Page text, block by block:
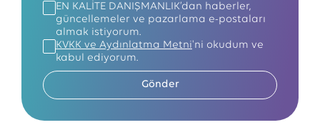
EN KALİTE DANIŞMANLIK’dan haberler,
güncellemeler ve pazarlama e-postaları
almak istiyorum.
KVKK ve Aydınlatma Metni'ni okudum ve
kabul ediyorum.
Gönder